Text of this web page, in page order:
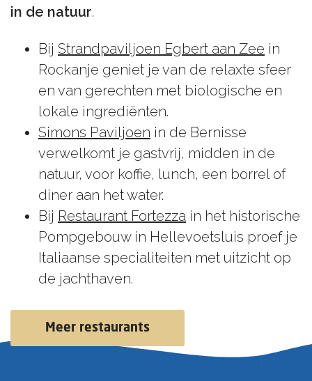
in de natuur.
Bij Strandpaviljoen Egbert aan Zee in
Rockanje geniet je van de relaxte sfeer
en van gerechten met biologische en
lokale ingrediënten.
Simons Paviljoen in de Bernisse
verwelkomt je gastvrij, midden in de
natuur, voor koffie, lunch, een borrel of
diner aan het water.
Bij Restaurant Fortezza in het historische
Pompgebouw in Hellevoetsluis proef je
Italiaanse specialiteiten met uitzicht op
de jachthaven.
Meer restaurants